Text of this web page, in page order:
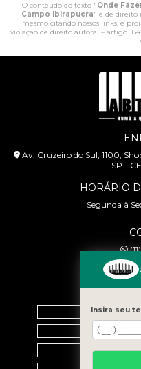
O conteúdo do texto "Onde
Campo Ibirapuera" é de direito
mesmo citando nossos links, é
violação de direito autoral – artigo
Av. Cruzeiro do Sul, 1100,
SP -
HORÁRIO
Segunda à
Insira seu